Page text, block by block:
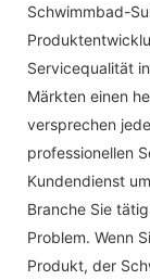
Schwimmbad-
Servicequalität
Märkten einen
versprechen
professionellen
Kundendienst
Branche Sie
Problem. Wenn
Produkt, der